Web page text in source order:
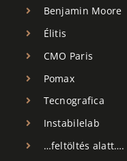
Benjamin Moore
Élitis
CMO Paris
Pomax
Tecnografica
Instabilelab
…feltöltés alatt….